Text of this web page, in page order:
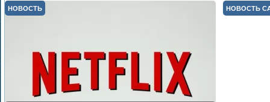
НОВОСТЬ НОВОСТЬ